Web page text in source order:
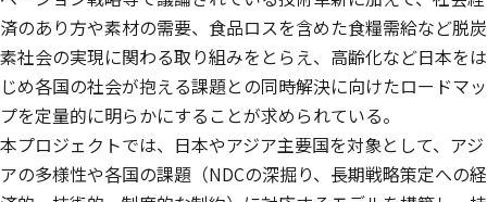
社会システム領域
社会システム領域
済のあり方や素材の需要、食品ロスを含めた食糧需給など脱炭
素社会の実現に関わる取り組みをとらえ、高齢化など日本をは
じめ各国の社会が抱える課題との同時解決に向けたロードマッ
プを定量的に明らかにすることが求められている。
本プロジェクトでは、日本やアジア主要国を対象として、アジ
アの多様性や各国の課題（NDCの深掘り、長期戦略策定への経